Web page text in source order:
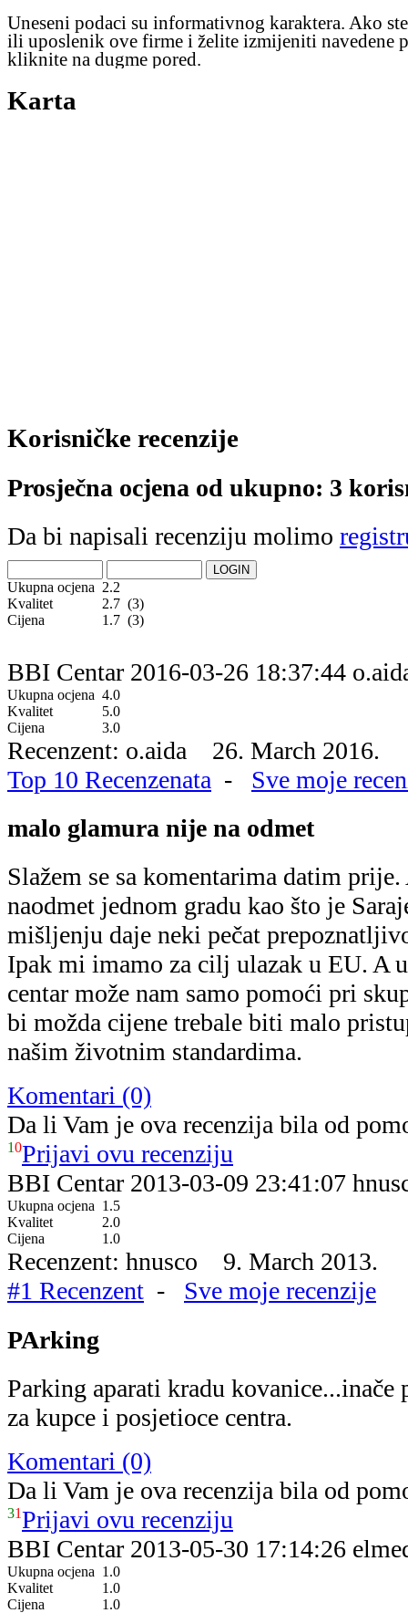
Uneseni podaci su informativnog karaktera. Ako
ili uposlenik ove firme i želite izmijeniti navedene
kliknite na dugme pored.
Karta
Korisničke recenzije
Prosječna ocjena od ukupno: 3
Da bi napisali recenziju molimo
Ukupna ocjena 2.2
Kvalitet
2.7 (3)
Cijena
1.7 (3)
BBI Centar 2016-03-26 18:37:44
Ukupna ocjena 4.0
Kvalitet
5.0
Cijena
3.0
Recenzent: o.aida 26. March 2016.
Top 10 Recenzenata - Sve moje
malo glamura nije na odmet
Slažem se sa komentarima datim
naodmet jednom gradu kao što je
mišljenju daje neki pečat
Ipak mi imamo za cilj ulazak u EU. A
centar može nam samo pomoći pri
bi možda cijene trebale biti malo
našim životnim standardima.
Komentari (0)
Da li Vam je ova recenzija bila od
10Prijavi ovu recenziju
BBI Centar 2013-03-09 23:41:07
Ukupna ocjena 1.5
Kvalitet
2.0
Cijena
1.0
Recenzent: hnusco 9. March 2013.
#1 Recenzent - Sve moje recenzije
PArking
Parking aparati kradu kovanice...inače
za kupce i posjetioce centra.
Komentari (0)
Da li Vam je ova recenzija bila od
31Prijavi ovu recenziju
BBI Centar 2013-05-30 17:14:26
Ukupna ocjena 1.0
Kvalitet
1.0
Cijena
1.0